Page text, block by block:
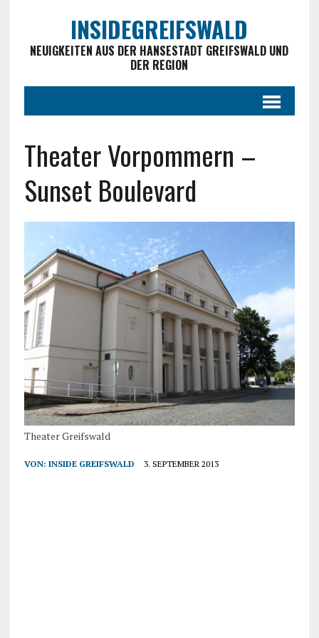
INSIDEGREIFSWALD
NEUIGKEITEN AUS DER HANSESTADT GREIFSWALD UND
DER REGION
Theater Vorpommern –
Sunset Boulevard
Theater Greifswald
VON: INSIDE GREIFSWALD 3. SEPTEMBER 2013